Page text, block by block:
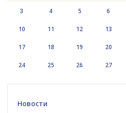
3 4 5 6
10 11 12 13
17 18 19 20
24 25 26 27
Новости